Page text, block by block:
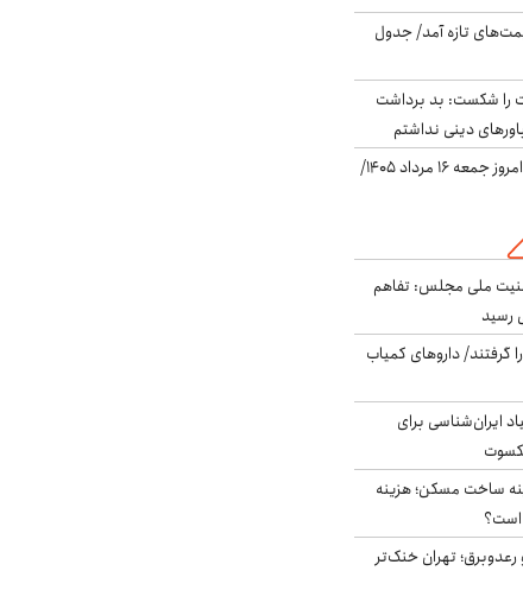
تازه آمد/ جدول
را شکست: بد برداشت
دینی نداشتم
قیمت دلار در بازار آزاد امروز جمعه ۱۶ مرداد ۱۴۰۵/
ملی مجلس: تفاهم
رسید
گرفتند/ داروهای کمیاب
ایران‌شناسی برای
هزینه ساخت مسکن؛ هزینه
است؟
رعدوبرق؛ تهران خنک‌تر